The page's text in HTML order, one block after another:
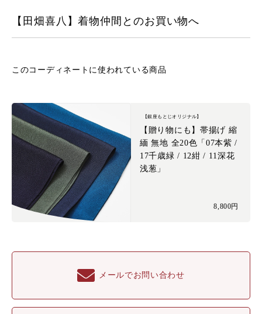
【田畑喜八】着物仲間とのお買い物へ
このコーディネートに使われている商品
【銀座もとじオリジナル】
【贈り物にも】帯揚げ 縮
緬 無地 全20色「07本紫 /
17千歳緑 / 12紺 / 11深花
浅葱」
8,800円
メールでお問い合わせ